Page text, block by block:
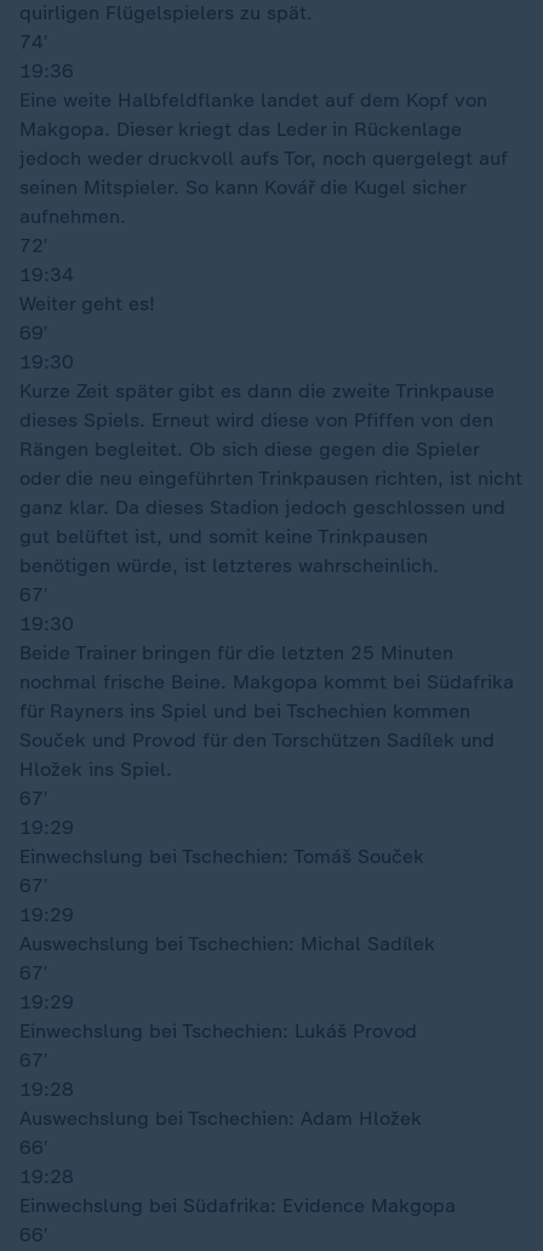
quirligen Flügelspielers zu spät.
74′
19:36
Eine weite Halbfeldflanke landet auf dem Kopf von
Makgopa. Dieser kriegt das Leder in Rückenlage
jedoch weder druckvoll aufs Tor, noch quergelegt auf
seinen Mitspieler. So kann Kovář die Kugel sicher
aufnehmen.
72′
19:34
Weiter geht es!
69′
19:30
Kurze Zeit später gibt es dann die zweite Trinkpause
dieses Spiels. Erneut wird diese von Pfiffen von den
Rängen begleitet. Ob sich diese gegen die Spieler
oder die neu eingeführten Trinkpausen richten, ist nicht
ganz klar. Da dieses Stadion jedoch geschlossen und
gut belüftet ist, und somit keine Trinkpausen
benötigen würde, ist letzteres wahrscheinlich.
67′
19:30
Beide Trainer bringen für die letzten 25 Minuten
nochmal frische Beine. Makgopa kommt bei Südafrika
für Rayners ins Spiel und bei Tschechien kommen
Souček und Provod für den Torschützen Sadílek und
Hložek ins Spiel.
67′
19:29
Einwechslung bei Tschechien: Tomáš Souček
67′
19:29
Auswechslung bei Tschechien: Michal Sadílek
67′
19:29
Einwechslung bei Tschechien: Lukáš Provod
67′
19:28
Auswechslung bei Tschechien: Adam Hložek
66′
19:28
Einwechslung bei Südafrika: Evidence Makgopa
66′